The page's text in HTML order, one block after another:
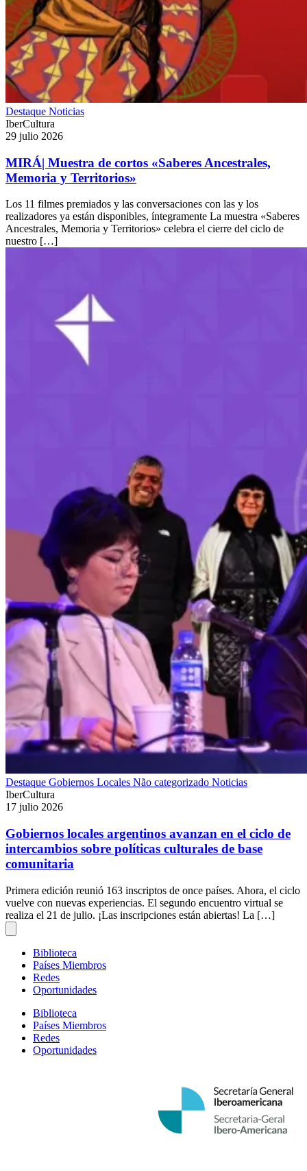
Destaque Noticias
IberCultura
29 julio 2026
MIRÁ| Muestra de cortos «Saberes Ancestrales,
Memoria y Territorios»
Los 11 filmes premiados y las conversaciones con las y los
realizadores ya están disponibles, íntegramente La muestra «Saberes
Ancestrales, Memoria y Territorios» celebra el cierre del ciclo de
nuestro […]
Destaque Gobiernos Locales Não categorizado Noticias
IberCultura
17 julio 2026
Gobiernos locales argentinos avanzan en el ciclo de
intercambios sobre políticas culturales de base
comunitaria
Primera edición reunió 163 inscriptos de once países. Ahora, el ciclo
vuelve con nuevas experiencias. El segundo encuentro virtual se
realiza el 21 de julio. ¡Las inscripciones están abiertas! La […]
Biblioteca
Países Miembros
Redes
Oportunidades
Biblioteca
Países Miembros
Redes
Oportunidades